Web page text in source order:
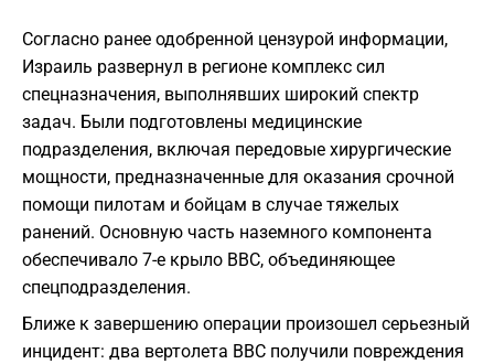
Согласно ранее одобренной цензурой информации,
Израиль развернул в регионе комплекс сил
спецназначения, выполнявших широкий спектр
задач. Были подготовлены медицинские
подразделения, включая передовые хирургические
мощности, предназначенные для оказания срочной
помощи пилотам и бойцам в случае тяжелых
ранений. Основную часть наземного компонента
обеспечивало 7-е крыло ВВС, объединяющее
спецподразделения.
Ближе к завершению операции произошел серьезный
инцидент: два вертолета ВВС получили повреждения